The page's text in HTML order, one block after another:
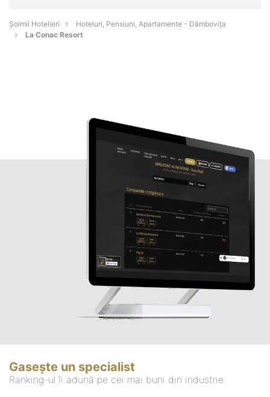
Șoimii Hotelieri
Hoteluri, Pensiuni, Apartamente - Dâmboviţa
La Conac Resort
Gasește un specialist
Ranking-ul îi adună pe cei mai buni din industrie